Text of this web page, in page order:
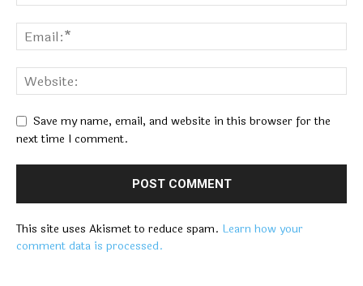
Save my name, email, and website in this browser for the
next time I comment.
This site uses Akismet to reduce spam. Learn how your
comment data is processed.